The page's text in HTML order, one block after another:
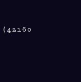
(42160